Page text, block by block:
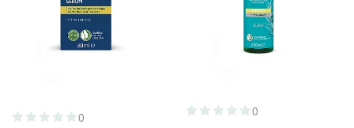
0
0